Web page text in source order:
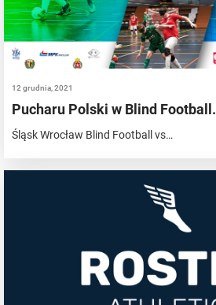
12 grudnia, 2021
Pucharu Polski w Blind Football.
Śląsk Wrocław Blind Football vs…